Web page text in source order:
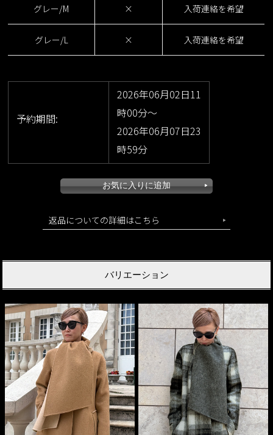
グレー/M × 入荷連絡を希望
グレー/L × 入荷連絡を希望
予約期間:
2026年06月02日11
時00分～
2026年06月07日23
時59分
返品についての詳細はこちら
バリエーション